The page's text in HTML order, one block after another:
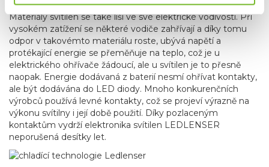
Materiály svítilen se také liší ve své elektrické vodivosti. Při
vysokém zatížení se některé vodiče zahřívají a díky tomu
odpor v takovémto materiálu roste, ubývá napětí a
protékající energie se přeměňuje na teplo, což je u
elektrického ohřívače žádoucí, ale u svítilen je to přesně
naopak. Energie dodávaná z baterií nesmí ohřívat kontakty,
ale být dodávána do LED diody. Mnoho konkurenčních
výrobců používá levné kontakty, což se projeví výrazně na
výkonu svítilny i její době použití. Díky pozlaceným
kontaktům vydrží elektronika svítilen LEDLENSER
neporušená desítky let.